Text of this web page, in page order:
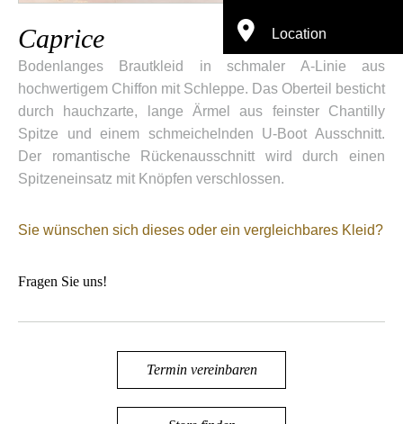
Caprice
Bodenlanges Brautkleid in schmaler A-Linie aus
hochwertigem Chiffon mit Schleppe. Das Oberteil besticht
durch hauchzarte, lange Ärmel aus feinster Chantilly
Spitze und einem schmeichelnden U-Boot Ausschnitt.
Der romantische Rückenausschnitt wird durch einen
Spitzeneinsatz mit Knöpfen verschlossen.
Sie wünschen sich dieses oder ein vergleichbares Kleid?
Fragen Sie uns!
Termin vereinbaren
Location